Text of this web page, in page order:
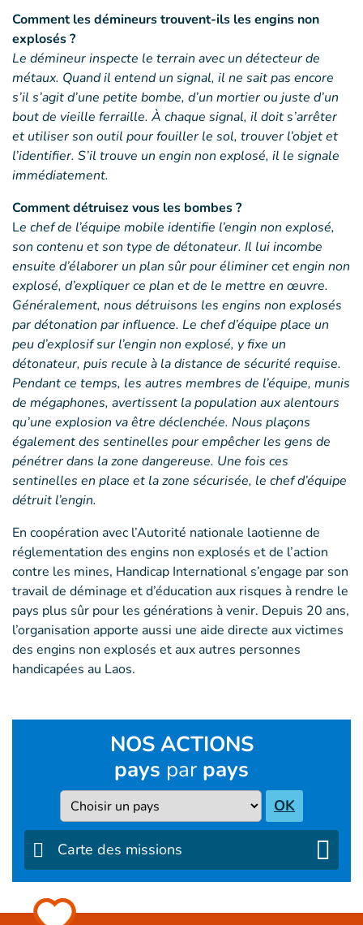
Comment les démineurs trouvent-ils les engins non
explosés ?
Le démineur inspecte le terrain avec un détecteur de
métaux. Quand il entend un signal, il ne sait pas encore
s’il s’agit d’une petite bombe, d’un mortier ou juste d’un
bout de vieille ferraille. À chaque signal, il doit s’arrêter
et utiliser son outil pour fouiller le sol, trouver l’objet et
l’identifier. S’il trouve un engin non explosé, il le signale
immédiatement.
Comment détruisez vous les bombes ?
Le chef de l’équipe mobile identifie l’engin non explosé,
son contenu et son type de détonateur. Il lui incombe
ensuite d’élaborer un plan sûr pour éliminer cet engin non
explosé, d’expliquer ce plan et de le mettre en œuvre.
Généralement, nous détruisons les engins non explosés
par détonation par influence. Le chef d’équipe place un
peu d’explosif sur l’engin non explosé, y fixe un
détonateur, puis recule à la distance de sécurité requise.
Pendant ce temps, les autres membres de l’équipe, munis
de mégaphones, avertissent la population aux alentours
qu’une explosion va être déclenchée. Nous plaçons
également des sentinelles pour empêcher les gens de
pénétrer dans la zone dangereuse. Une fois ces
sentinelles en place et la zone sécurisée, le chef d’équipe
détruit l’engin.
En coopération avec l’Autorité nationale laotienne de
réglementation des engins non explosés et de l’action
contre les mines, Handicap International s’engage par son
travail de déminage et d’éducation aux risques à rendre le
pays plus sûr pour les générations à venir. Depuis 20 ans,
l’organisation apporte aussi une aide directe aux victimes
des engins non explosés et aux autres personnes
handicapées au Laos.
NOS ACTIONS
pays par pays
Pays OK
Carte des missions